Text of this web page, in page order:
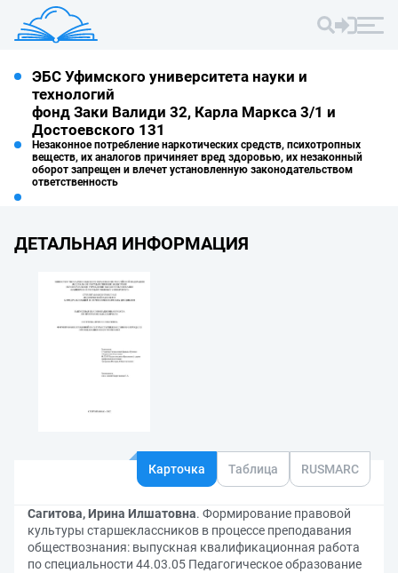
ЭБС Уфимского университета науки и
технологий
фонд Заки Валиди 32, Карла Маркса 3/1 и
Достоевского 131
Незаконное потребление наркотических средств, психотропных
веществ, их аналогов причиняет вред здоровью, их незаконный
оборот запрещен и влечет установленную законодательством
ответственность
ДЕТАЛЬНАЯ ИНФОРМАЦИЯ
Карточка Таблица RUSMARC
Сагитова, Ирина Илшатовна. Формирование правовой
культуры старшеклассников в процессе преподавания
обществознания: выпускная квалификационная работа
по специальности 44.03.05 Педагогическое образование